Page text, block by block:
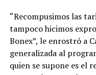
“Recompusimos las
tampoco hicimos
Bonex”, le enrostró a
generalizada al
quien se supone es el